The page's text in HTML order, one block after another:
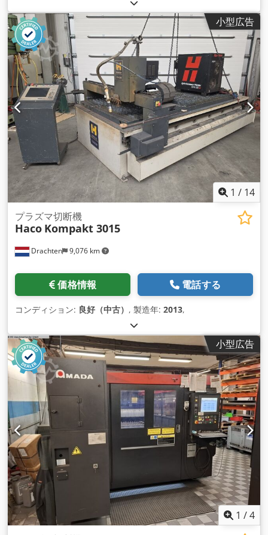
小型広告
1 / 14
Drachten 9,076 km
プラズマ切断機
Haco Kompakt 3015
価格情報 電話する
コンディション: 良好（中古） , 製造年: 2013,
小型広告
1 /4